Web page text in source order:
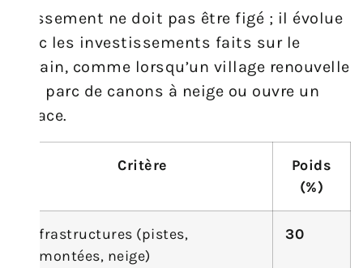
classement ne doit pas être figé ; il évolue
avec les investissements faits sur le
terrain, comme lorsqu’un village renouvelle
son parc de canons à neige ou ouvre un
palace.
Critère
Poids
(%)
Infrastructures (pistes,
remontées, neige)
30